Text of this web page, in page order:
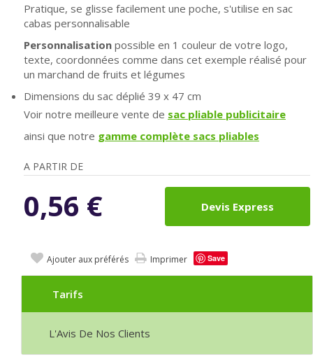
Pratique, se glisse facilement une poche, s'utilise en sac
cabas personnalisable
Personnalisation possible en 1 couleur de votre logo,
texte, coordonnées comme dans cet exemple réalisé pour
un marchand de fruits et légumes
Dimensions du sac déplié 39 x 47 cm
Voir notre meilleure vente de sac pliable publicitaire
ainsi que notre gamme complète sacs pliables
A PARTIR DE
0,56 € Devis Express
Ajouter aux préférés Imprimer Save
Tarifs
L'Avis De Nos Clients